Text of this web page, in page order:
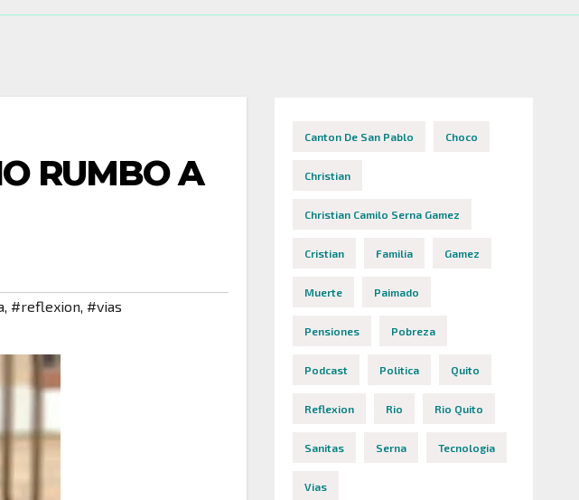
RUMBO A
#reflexion #vias
Canton De San Pablo Choco
Christian
Christian Camilo Serna Gamez
Cristian Familia Gamez
Muerte Paimado
Pensiones Pobreza
Podcast Politica Quito
Reflexion Rio Rio Quito
Sanitas Serna Tecnologia
Vias